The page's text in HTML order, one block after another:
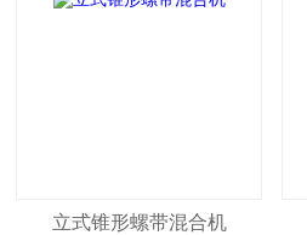
立式锥形螺带混合机